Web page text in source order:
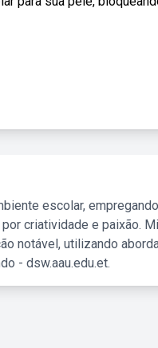
escolar, empregando
criatividade e paixão.
notável, utilizando
- dsw.aau.edu.et.